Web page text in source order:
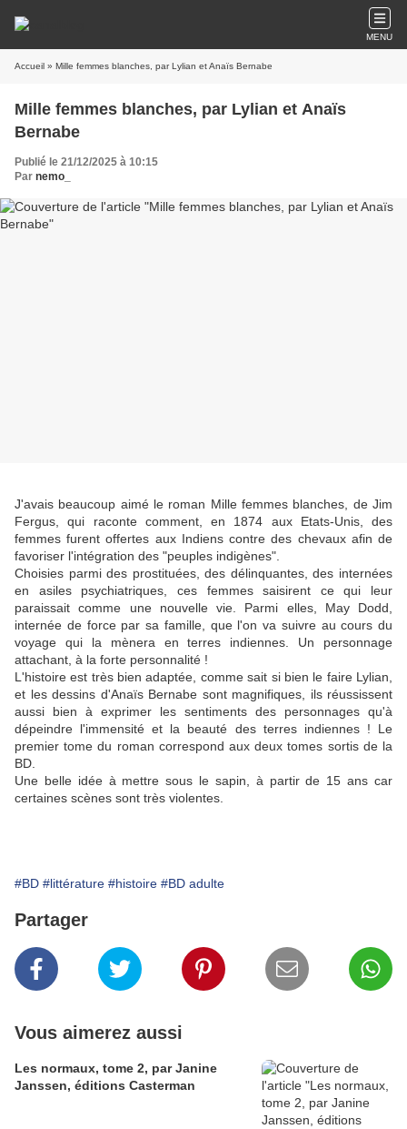
MENU
Accueil » Mille femmes blanches, par Lylian et Anaïs Bernabe
Mille femmes blanches, par Lylian et Anaïs
Bernabe
Publié le 21/12/2025 à 10:15
Par nemo_
J'avais beaucoup aimé le roman Mille femmes blanches, de Jim
Fergus, qui raconte comment, en 1874 aux Etats-Unis, des
femmes furent offertes aux Indiens contre des chevaux afin de
favoriser l'intégration des "peuples indigènes".
Choisies parmi des prostituées, des délinquantes, des internées
en asiles psychiatriques, ces femmes saisirent ce qui leur
paraissait comme une nouvelle vie. Parmi elles, May Dodd,
internée de force par sa famille, que l'on va suivre au cours du
voyage qui la mènera en terres indiennes. Un personnage
attachant, à la forte personnalité !
L'histoire est très bien adaptée, comme sait si bien le faire Lylian,
et les dessins d'Anaïs Bernabe sont magnifiques, ils réussissent
aussi bien à exprimer les sentiments des personnages qu'à
dépeindre l'immensité et la beauté des terres indiennes ! Le
premier tome du roman correspond aux deux tomes sortis de la
BD.
Une belle idée à mettre sous le sapin, à partir de 15 ans car
certaines scènes sont très violentes.
#BD #littérature #histoire #BD adulte
Partager
Vous aimerez aussi
Les normaux, tome 2, par Janine
Janssen, éditions Casterman